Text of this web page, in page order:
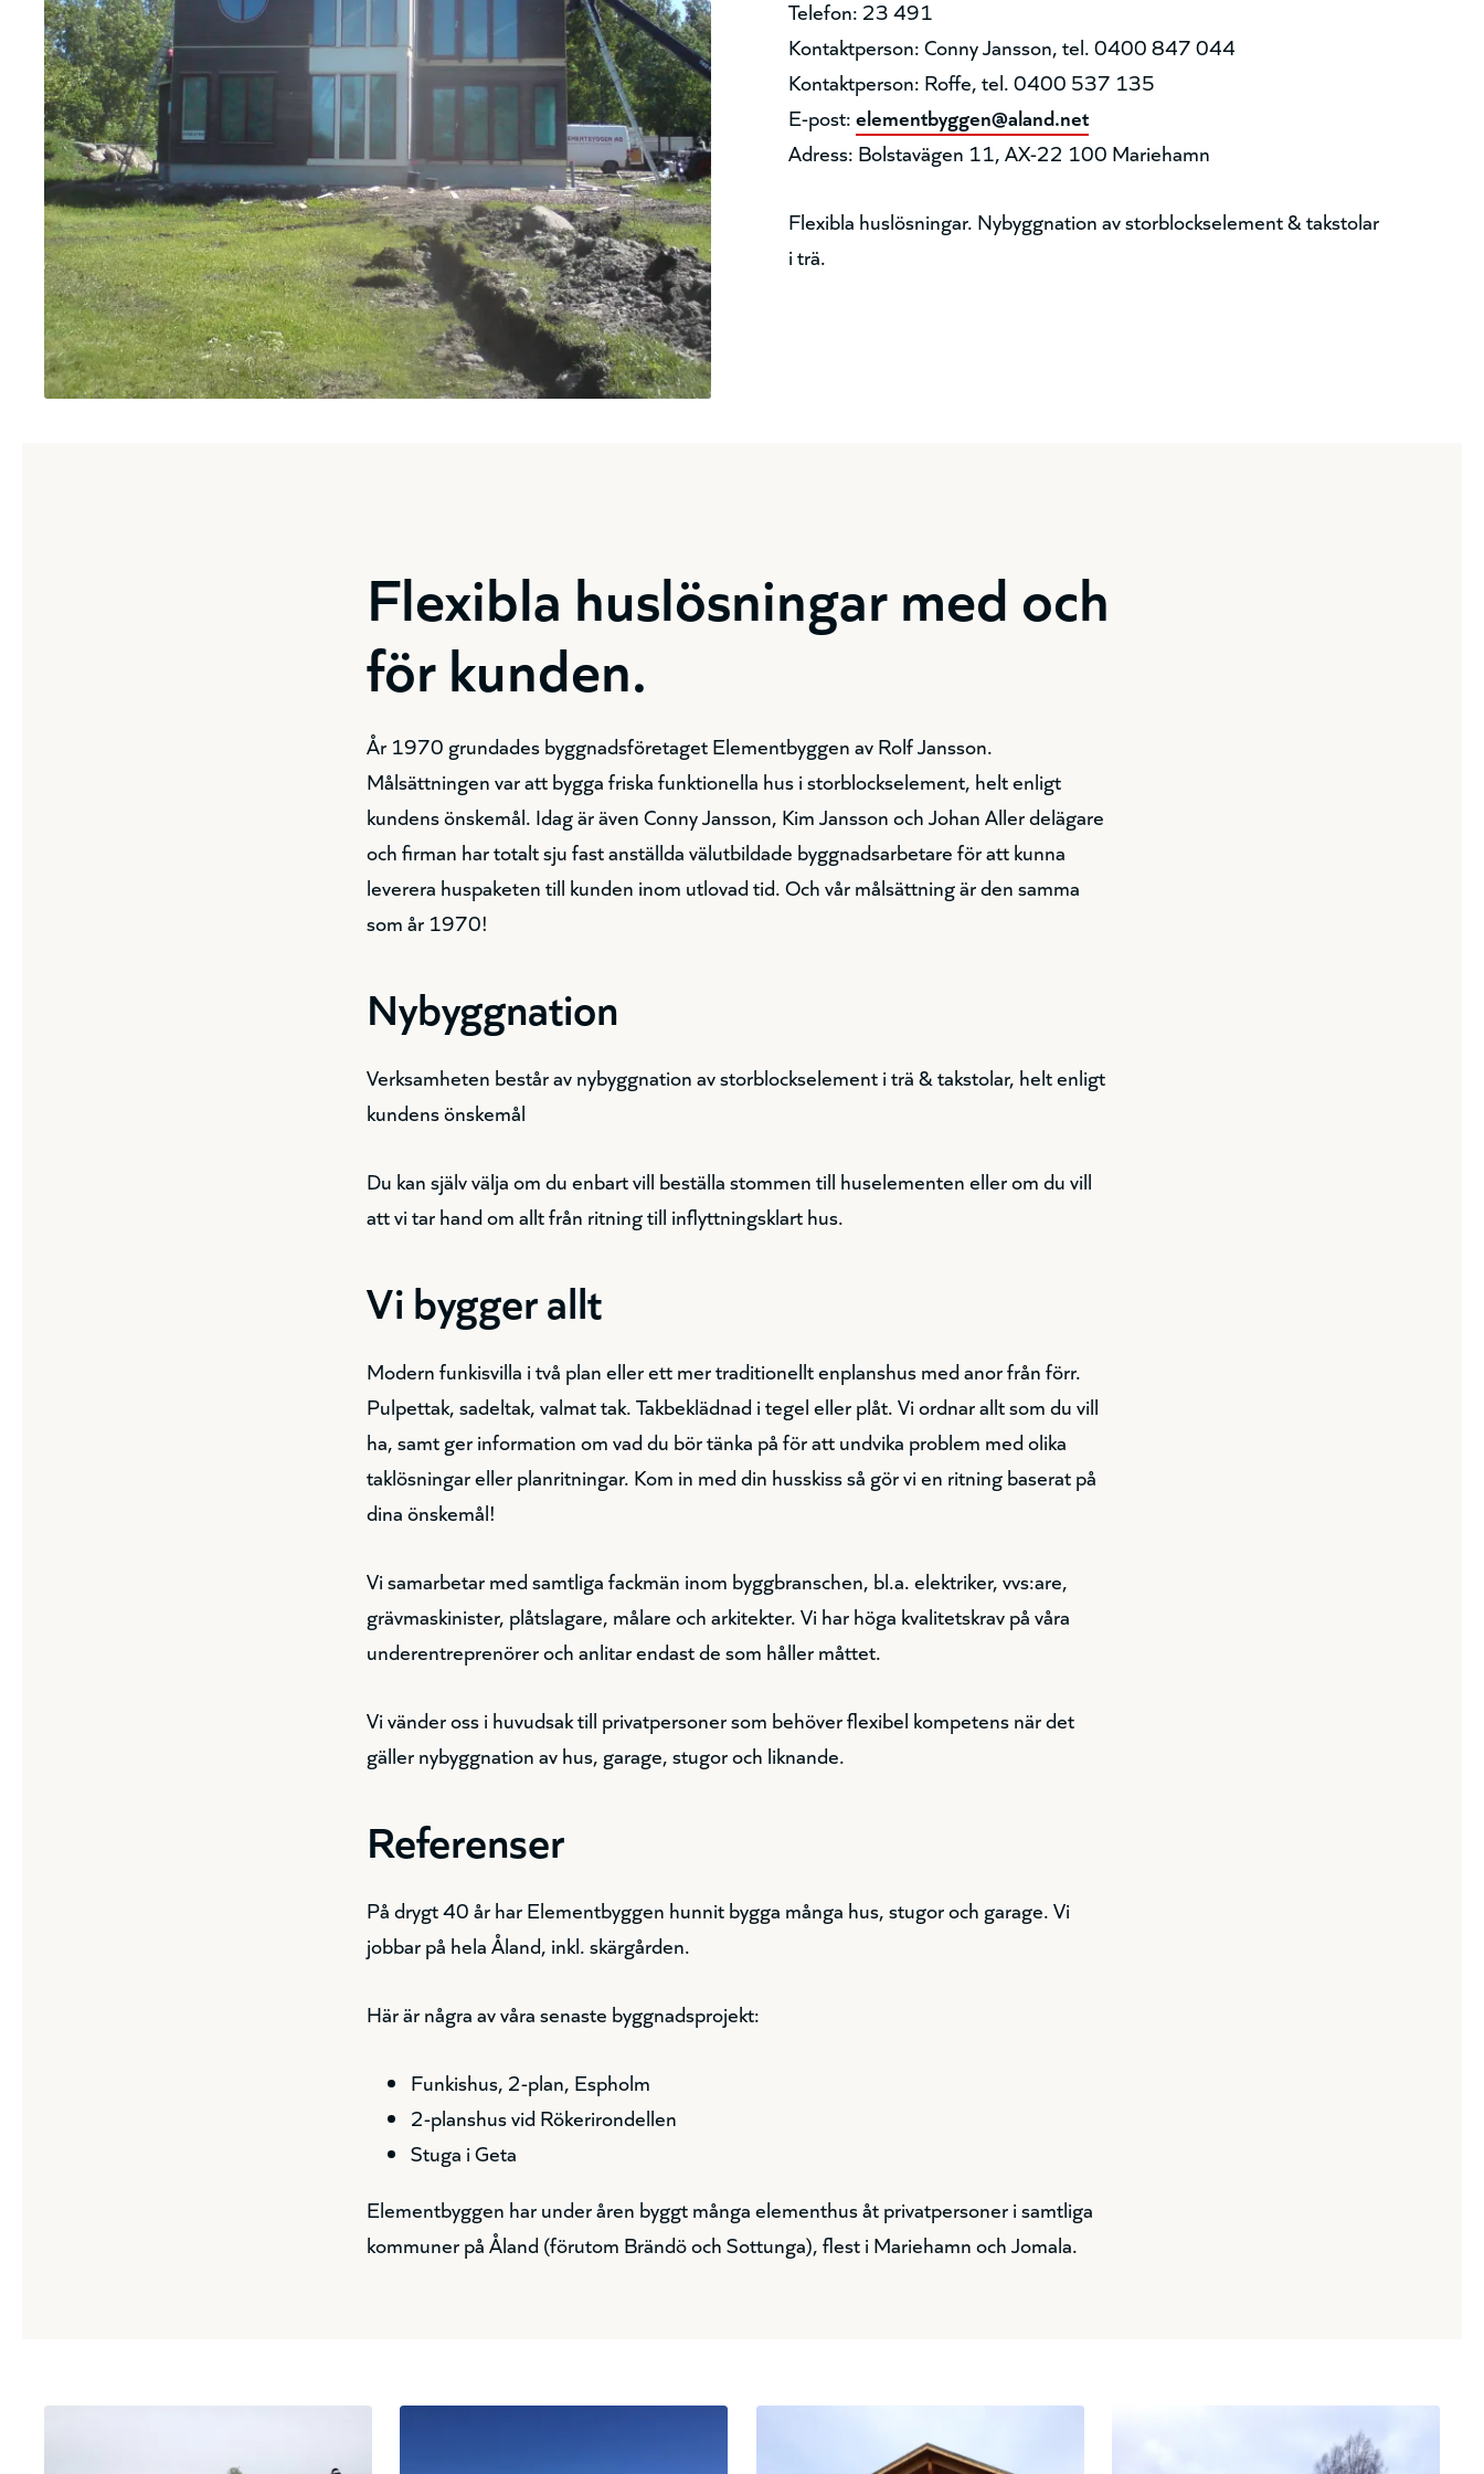
Telefon: 23 491
Kontaktperson: Conny Jansson, tel. 0400 847 044
Kontaktperson: Roffe, tel. 0400 537 135
E-post:elementbyggen@aland.net
Adress: Bolstavägen 11, AX-22 100 Mariehamn
Flexibla huslösningar. Nybyggnation av storblockselement & takstolar
i trä.
Flexibla huslösningar med och
för kunden.
År 1970 grundades byggnadsföretaget Elementbyggen av Rolf Jansson.
Målsättningen var att bygga friska funktionella hus i storblockselement, helt enligt
kundens önskemål. Idag är även Conny Jansson, Kim Jansson och Johan Aller delägare
och firman har totalt sju fast anställda välutbildade byggnadsarbetare för att kunna
leverera huspaketen till kunden inom utlovad tid. Och vår målsättning är den samma
som år 1970!
Nybyggnation
Verksamheten består av nybyggnation av storblockselement i trä & takstolar, helt enligt
kundens önskemål
Du kan själv välja om du enbart vill beställa stommen till huselementen eller om du vill
att vi tar hand om allt från ritning till inflyttningsklart hus.
Vi bygger allt
Modern funkisvilla i två plan eller ett mer traditionellt enplanshus med anor från förr.
Pulpettak, sadeltak, valmat tak. Takbeklädnad i tegel eller plåt. Vi ordnar allt som du vill
ha, samt ger information om vad du bör tänka på för att undvika problem med olika
taklösningar eller planritningar. Kom in med din husskiss så gör vi en ritning baserat på
dina önskemål!
Vi samarbetar med samtliga fackmän inom byggbranschen, bl.a. elektriker, vvs:are,
grävmaskinister, plåtslagare, målare och arkitekter. Vi har höga kvalitetskrav på våra
underentreprenörer och anlitar endast de som håller måttet.
Vi vänder oss i huvudsak till privatpersoner som behöver flexibel kompetens när det
gäller nybyggnation av hus, garage, stugor och liknande.
Referenser
På drygt 40 år har Elementbyggen hunnit bygga många hus, stugor och garage. Vi
jobbar på hela Åland, inkl. skärgården.
Här är några av våra senaste byggnadsprojekt:
Funkishus, 2-plan, Espholm
2-planshus vid Rökerirondellen
Stuga i Geta
Elementbyggen har under åren byggt många elementhus åt privatpersoner i samtliga
kommuner på Åland (förutom Brändö och Sottunga), flest i Mariehamn och Jomala.